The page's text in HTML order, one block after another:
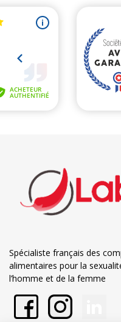
Spécialiste français des
alimentaires pour la
l’homme et de la femme